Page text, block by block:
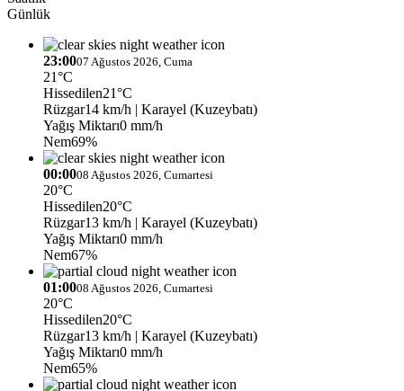
Günlük
23:0007 Ağustos 2026, Cuma
21°C
Hissedilen21°C
Rüzgar14 km/h | Karayel (Kuzeybatı)
Yağış Miktarı0 mm/h
Nem69%
00:0008 Ağustos 2026, Cumartesi
20°C
Hissedilen20°C
Rüzgar13 km/h | Karayel (Kuzeybatı)
Yağış Miktarı0 mm/h
Nem67%
01:0008 Ağustos 2026, Cumartesi
20°C
Hissedilen20°C
Rüzgar13 km/h | Karayel (Kuzeybatı)
Yağış Miktarı0 mm/h
Nem65%